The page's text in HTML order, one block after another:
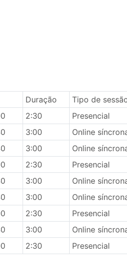
Duração
Tipo de
2:30
Presencial
3:00
Online
3:00
Online
2:30
Presencial
3:00
Online
3:00
Online
2:30
Presencial
3:00
Online
2:30 Presencial